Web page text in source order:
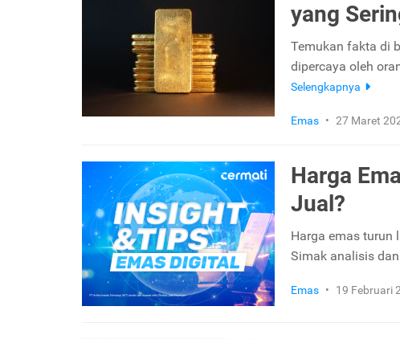
yang
Temukan fakta di
dipercaya oleh
Selengkapnya
Emas • 27 Maret
Harga
Jual?
Harga emas turun
Simak analisis
Emas • 19 Februari